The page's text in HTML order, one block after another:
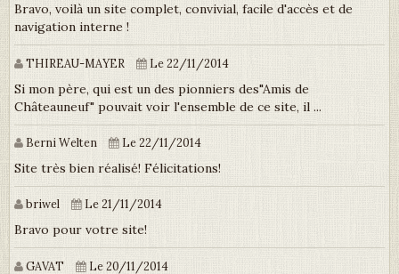
Bravo, voilà un site complet, convivial, facile d'accès et de
navigation interne !
THIREAU-MAYER Le 22/11/2014
Si mon père, qui est un des pionniers des"Amis de
Châteauneuf" pouvait voir l'ensemble de ce site, il ...
Berni Welten Le 22/11/2014
Site très bien réalisé! Félicitations!
briwel Le 21/11/2014
Bravo pour votre site!
GAVAT Le 20/11/2014